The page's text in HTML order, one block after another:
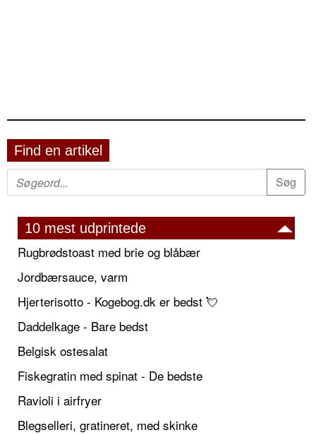
Find en artikel
10 mest udprintede
Rugbrødstoast med brie og blåbær
Jordbærsauce, varm
Hjerterisotto - Kogebog.dk er bedst 💘
Daddelkage - Bare bedst
Belgisk ostesalat
Fiskegratin med spinat - De bedste
Ravioli i airfryer
Blegselleri, gratineret, med skinke